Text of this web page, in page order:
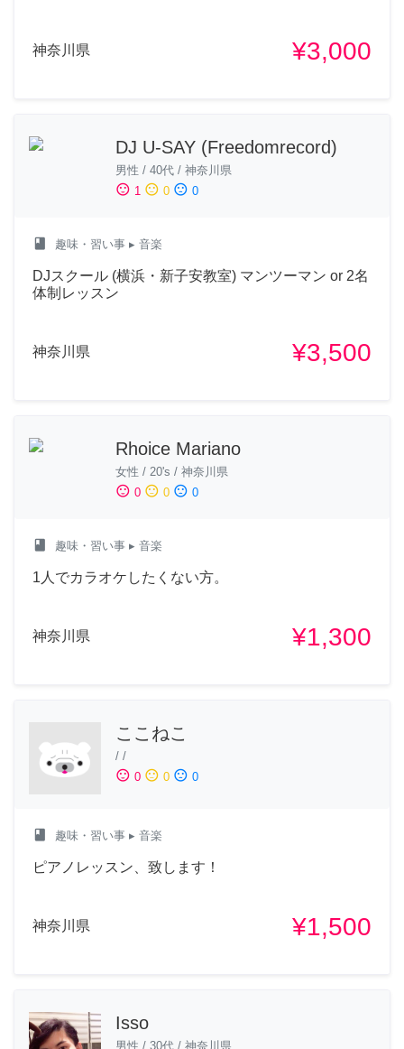
神奈川県 ¥3,000
DJ U-SAY (Freedomrecord)
男性 / 40代 / 神奈川県
sentiment_satisfied 1 sentiment_neutral 0 sentiment_dissatisfied 0
class 趣味・習い事 ▸ 音楽
DJスクール (横浜・新子安教室) マンツーマン or 2名
体制レッスン
神奈川県 ¥3,500
Rhoice Mariano
女性 / 20's / 神奈川県
sentiment_satisfied 0 sentiment_neutral 0 sentiment_dissatisfied 0
class 趣味・習い事 ▸ 音楽
1人でカラオケしたくない方。
神奈川県 ¥1,300
ここねこ
/ /
sentiment_satisfied 0 sentiment_neutral 0 sentiment_dissatisfied 0
class 趣味・習い事 ▸ 音楽
ピアノレッスン、致します！
神奈川県 ¥1,500
Isso
男性 / 30代 / 神奈川県